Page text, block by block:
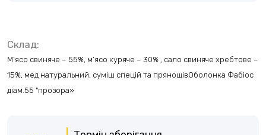
Склад:
М’ясо свиняче – 55%, м’ясо куряче – 30% , сало свиняче хребтове –
15%, мед натуральний, суміш спецій та прянощівОболонка Фабіос
діам.55 "прозора»